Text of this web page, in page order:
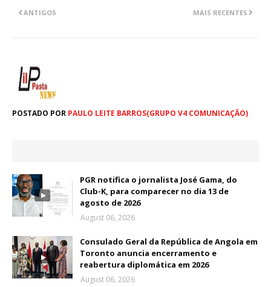
MAIS RECENTES
ANTIGOS
POSTADO POR PAULO LEITE BARROS(GRUPO V4 COMUNICAÇÃO)
PGR notifica o jornalista José Gama, do
Club-K, para comparecer no dia 13 de
agosto de 2026
August 06, 2026
Consulado Geral da República de Angola em
Toronto anuncia encerramento e
reabertura diplomática em 2026
August 06, 2026